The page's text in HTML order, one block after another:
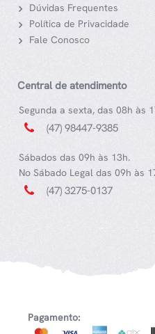
Dúvidas Frequentes
Política de Privacidade
Fale Conosco
Central de atendimento
Segunda a sexta, das 08h às
(47) 98447-9385
Sábados das 09h às 13h.
No Sábado Legal das 09h às
(47) 3275-0137
Pagamento: